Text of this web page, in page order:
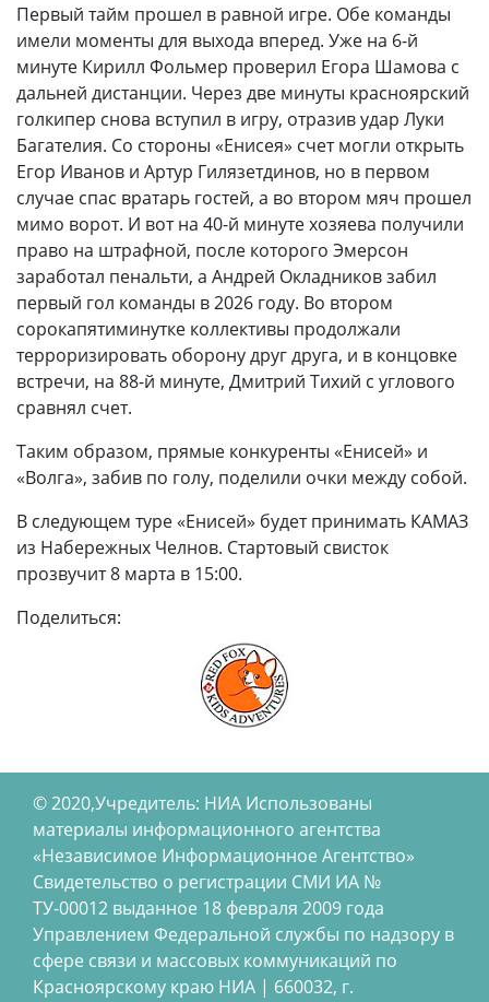
Первый тайм прошел в равной игре. Обе команды
имели моменты для выхода вперед. Уже на 6-й
минуте Кирилл Фольмер проверил Егора Шамова с
дальней дистанции. Через две минуты красноярский
голкипер снова вступил в игру, отразив удар Луки
Багателия. Со стороны «Енисея» счет могли открыть
Егор Иванов и Артур Гилязетдинов, но в первом
случае спас вратарь гостей, а во втором мяч прошел
мимо ворот. И вот на 40-й минуте хозяева получили
право на штрафной, после которого Эмерсон
заработал пенальти, а Андрей Окладников забил
первый гол команды в 2026 году. Во втором
сорокапятиминутке коллективы продолжали
терроризировать оборону друг друга, и в концовке
встречи, на 88-й минуте, Дмитрий Тихий с углового
сравнял счет.
Таким образом, прямые конкуренты «Енисей» и
«Волга», забив по голу, поделили очки между собой.
В следующем туре «Енисей» будет принимать КАМАЗ
из Набережных Челнов. Стартовый свисток
прозвучит 8 марта в 15:00.
Поделиться:
© 2020,Учредитель: НИА Использованы
материалы информационного агентства
«Независимое Информационное Агентство»
Свидетельство о регистрации СМИ ИА №
ТУ-00012 выданное 18 февраля 2009 года
Управлением Федеральной службы по надзору в
сфере связи и массовых коммуникаций по
Красноярскому краю НИА | 660032, г.